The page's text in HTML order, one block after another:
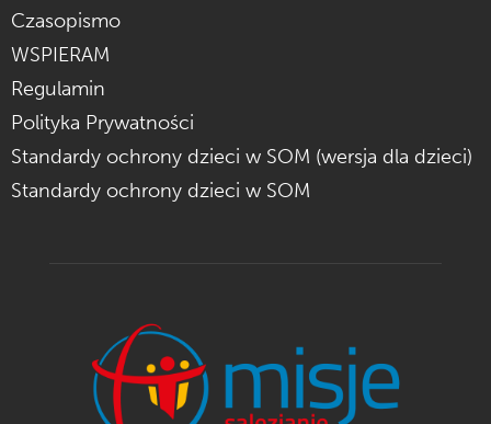
Czasopismo
WSPIERAM
Regulamin
Polityka Prywatności
Standardy ochrony dzieci w SOM (wersja dla dzieci)
Standardy ochrony dzieci w SOM